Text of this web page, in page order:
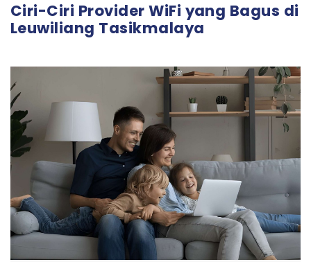
Ciri-Ciri Provider WiFi yang Bagus di
Leuwiliang Tasikmalaya